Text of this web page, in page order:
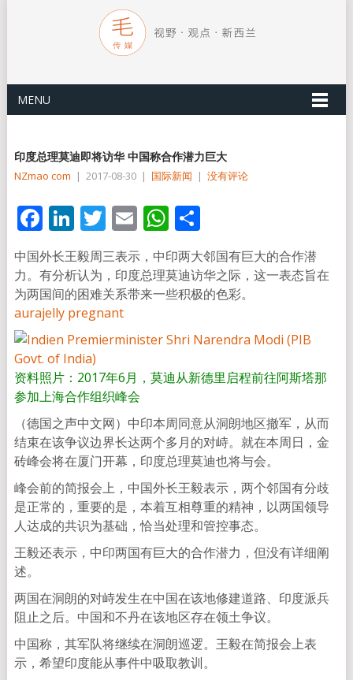
MENU
印度总理莫迪即将访华 中国称合作潜力巨大
NZmao com | 2017-08-30 | 国际新闻 | 没有评论
Facebook
LinkedIn
Twitter
EmailWhatsApp
分
享
中国外长王毅周三表示，中印两大邻国有巨大的合作潜
力。有分析认为，印度总理莫迪访华之际，这一表态旨在
为两国间的困难关系带来一些积极的色彩。
aurajelly pregnant
资料照片：2017年6月，莫迪从新德里启程前往阿斯塔那
参加上海合作组织峰会
（德国之声中文网）中印本周同意从洞朗地区撤军，从而
结束在该争议边界长达两个多月的对峙。就在本周日，金
砖峰会将在厦门开幕，印度总理莫迪也将与会。
峰会前的简报会上，中国外长王毅表示，两个邻国有分歧
是正常的，重要的是，本着互相尊重的精神，以两国领导
人达成的共识为基础，恰当处理和管控事态。
王毅还表示，中印两国有巨大的合作潜力，但没有详细阐
述。
两国在洞朗的对峙发生在中国在该地修建道路、印度派兵
阻止之后。中国和不丹在该地区存在领土争议。
中国称，其军队将继续在洞朗巡逻。王毅在简报会上表
示，希望印度能从事件中吸取教训。